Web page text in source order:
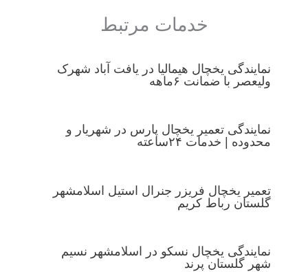
خدمات مرتبط
نمایندگی یخچال هیمالیا در یافت آباد شهرک
ولیعصر با ضمانت ۶ماهه
نمایندگی تعمیر یخچال پارس در شهریار و
محدوده | خدمات ۲۴ساعته
تعمیر یخچال فریزر جنرال استیل اسلامشهر
گلستان رباط کریم
نمایندگی یخچال نسکو در اسلامشهر نسیم
شهر گلستان پرند